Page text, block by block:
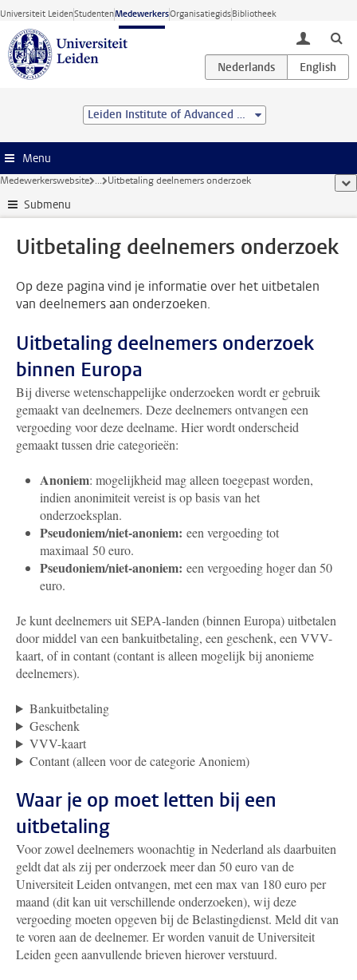
Ga direct naar de inhoud
Universiteit LeidenStudentenMedewerkersOrganisatiegidsBibliotheek
toggle
Leiden Institute of Advanced Computer Science (LIACS)
Menu
Medewerkerswebsite ... Uitbetaling deelnemers onderzoek
Submenu
Uitbetaling deelnemers onderzoek
Op deze pagina vind je informatie over het uitbetalen
van deelnemers aan onderzoeken.
Uitbetaling deelnemers onderzoek
binnen Europa
Bij diverse wetenschappelijke onderzoeken wordt er gebruik
gemaakt van deelnemers. Deze deelnemers ontvangen een
vergoeding voor deze deelname. Hier wordt onderscheid
gemaakt tussen drie categorieën:
Anoniem: mogelijkheid mag alleen toegepast worden,
indien anonimiteit vereist is op basis van het
onderzoeksplan.
Pseudoniem/niet-anoniem: een vergoeding tot
maximaal 50 euro.
Pseudoniem/niet-anoniem: een vergoeding hoger dan 50
euro.
Je kunt deelnemers uit SEPA-landen (binnen Europa) uitbetalen
door middel van een bankuitbetaling, een geschenk, een VVV-
kaart, of in contant (contant is alleen mogelijk bij anonieme
deelnemers).
Bankuitbetaling
Geschenk
VVV-kaart
Contant (alleen voor de categorie Anoniem)
Waar je op moet letten bij een
uitbetaling
Voor zowel deelnemers woonachtig in Nederland als daarbuiten
geldt dat als zij per onderzoek meer dan 50 euro van de
Universiteit Leiden ontvangen, met een max van 180 euro per
maand (dit kan uit verschillende onderzoeken), wij deze
vergoeding moeten opgeven bij de Belastingdienst. Meld dit van
te voren aan de deelnemer. Er worden vanuit de Universiteit
Leiden geen aanvullende brieven hierover verstuurd.